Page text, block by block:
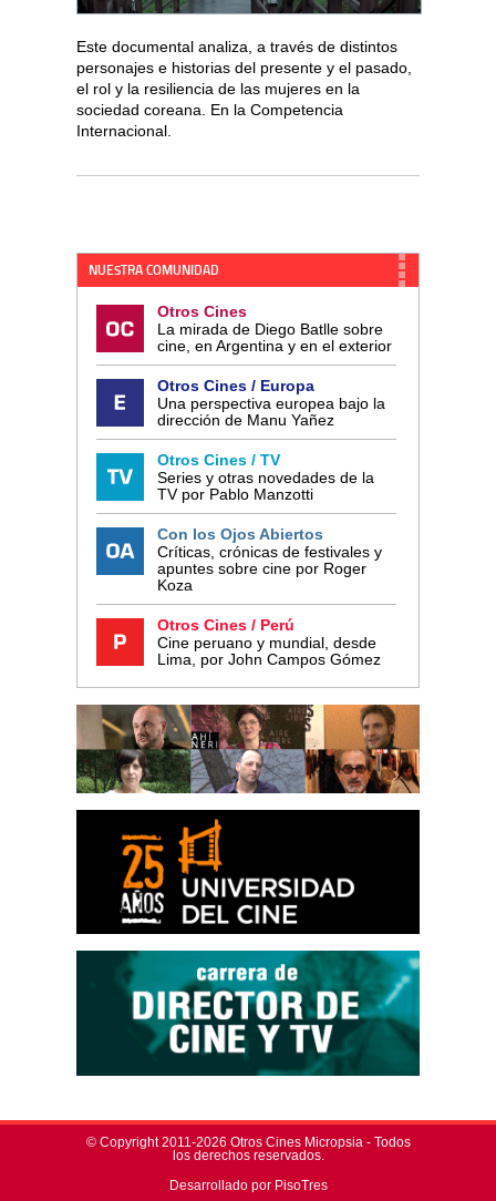
Este documental analiza, a través de distintos
personajes e historias del presente y el pasado,
el rol y la resiliencia de las mujeres en la
sociedad coreana. En la Competencia
Internacional.
NUESTRA COMUNIDAD
Otros Cines
La mirada de Diego Batlle sobre
cine, en Argentina y en el exterior
Otros Cines / Europa
Una perspectiva europea bajo la
dirección de Manu Yañez
Otros Cines / TV
Series y otras novedades de la
TV por Pablo Manzotti
Con los Ojos Abiertos
Críticas, crónicas de festivales y
apuntes sobre cine por Roger
Koza
Otros Cines / Perú
Cine peruano y mundial, desde
Lima, por John Campos Gómez
© Copyright 2011-2026 Otros Cines Micropsia - Todos
los derechos reservados.
Desarrollado por PisoTres